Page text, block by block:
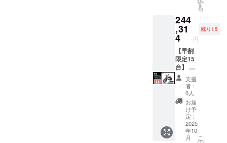
者登録
記載の
あるイ
ンボイ
スが必
要な場
合は、
実行者
に直接
お問合
せくだ
さい。
合等に
荷時期
が遅れ
る場合
があり
ます。
●原動機
付自転
車販売
証明書
を含● ●
適格請
求書発
行事業
者登録
番号：
あり ※
製品の
上と改
良によ
り、デ
ザイ
ン・仕
様は変
更にな
る可能
性もご
ざいま
す。
ご了承
くださ
い。 ※
ご注文
状況、
払う必
りま
す。ご
注意く
ださ
い。 ※
組立完
成車の
お届け
はオー
プショ
ンで別
に購入
する必
要があ
りま
す。 ※
け）の
料は
CAMPF
IREをご
注文さ
れた
後、商
品を発
送する
一週間
前に弊
社の
ホーム
ページ
にて追
加の離
島送料
ラック
ます。
オープ
ション
でブラ
ウン色
に変更
できま
す。) ●
一般販
売予定
価格：
403,710
円の
42%OF
F ※箱入
り(ハン
ラー：
ベー
ジュ (サ
ドル色
はブ
ラック
になり
ます。
オープ
ション
でブラ
ウン色
に変更
できま
す。) ●
一般販
売予定
す
る
244
,31
4 円
残り15
【早割
限定15
台】 ●
イープ
ラスミ
ライ
RHINO
バイク
原付二
1000W
支援
者：
0人
お届
け予
定：
2025
年10
月
こ